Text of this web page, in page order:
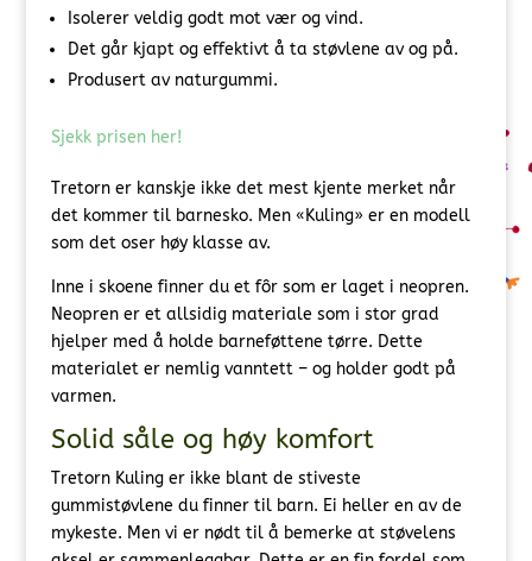
Isolerer veldig godt mot vær og vind.
Det går kjapt og effektivt å ta støvlene av og på.
Produsert av naturgummi.
Sjekk prisen her!
Tretorn er kanskje ikke det mest kjente merket når
det kommer til barnesko. Men «Kuling» er en modell
som det oser høy klasse av.
Inne i skoene finner du et fôr som er laget i neopren.
Neopren er et allsidig materiale som i stor grad
hjelper med å holde barneføttene tørre. Dette
materialet er nemlig vanntett – og holder godt på
varmen.
Solid såle og høy komfort
Tretorn Kuling er ikke blant de stiveste
gummistøvlene du finner til barn. Ei heller en av de
mykeste. Men vi er nødt til å bemerke at støvelens